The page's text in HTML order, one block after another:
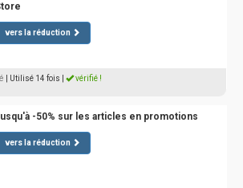
vers la réduction
| Utilisé 14 fois vérifié !
-50% sur les articles en promotions
vers la réduction